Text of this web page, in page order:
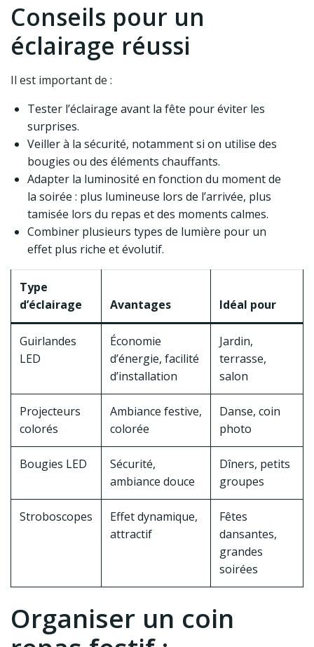
Conseils pour un
éclairage réussi
Il est important de :
Tester l’éclairage avant la fête pour éviter les
surprises.
Veiller à la sécurité, notamment si on utilise des
bougies ou des éléments chauffants.
Adapter la luminosité en fonction du moment de
la soirée : plus lumineuse lors de l’arrivée, plus
tamisée lors du repas et des moments calmes.
Combiner plusieurs types de lumière pour un
effet plus riche et évolutif.
Type
d’éclairage
Avantages Idéal pour
Guirlandes
LED
Économie
d’énergie, facilité
d’installation
Jardin,
terrasse,
salon
Projecteurs
colorés
Ambiance festive,
colorée
Danse, coin
photo
Bougies LED
Sécurité,
ambiance douce
Dîners, petits
groupes
Stroboscopes
Effet dynamique,
attractif
Fêtes
dansantes,
grandes
soirées
Organiser un coin